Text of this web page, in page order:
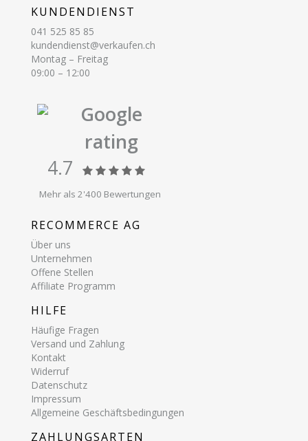
KUNDENDIENST
041 525 85 85
kundendienst@verkaufen.ch
Montag – Freitag
09:00 – 12:00
Google
rating
4.7
Mehr als 2'400 Bewertungen
RECOMMERCE AG
Über uns
Unternehmen
Offene Stellen
Affiliate Programm
HILFE
Häufige Fragen
Versand und Zahlung
Kontakt
Widerruf
Datenschutz
Impressum
Allgemeine Geschäftsbedingungen
ZAHLUNGSARTEN